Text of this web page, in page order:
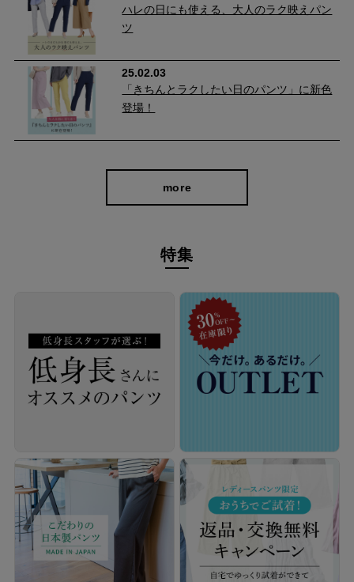
自分に似合うものを知っている人、年齢を重ねるごとに輝く
人に向けて、オンラインショップ「CAFE TABi」は日常・非
日常と分けず、近所のカフェで過ごす日常も、ふらっと楽し
経験を積み重ねた人にしか分からない“本物のスタンダー
ド”があるとすればそれはこんな形なのかもしれません。忙
しい毎日をおくる全ての女性にもっと軽やかに、もっと自分
らしくオシャレを楽しんでいただければ嬉しいです。
ハレの日にも使える、大人のラク映えパン
ツ
25.02.03
「きちんとラクしたい日のパンツ」に新色
登場！
more
特集